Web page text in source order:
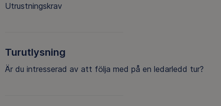
Utrustningskrav
Turutlysning
Är du intresserad av att följa med på en ledarledd tur?